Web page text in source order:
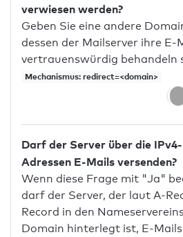
verwiesen werden?
Geben Sie eine andere
dessen der Mailserver ihre E-
vertrauenswürdig behandeln
Mechanismus: redirect=<domain>
Darf der Server über die
Adressen E-Mails versenden?
Wenn diese Frage mit "Ja"
darf der Server, der laut A-
Record in den
Domain hinterlegt ist, E-Mails